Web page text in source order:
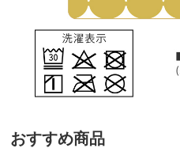
おすすめ商品